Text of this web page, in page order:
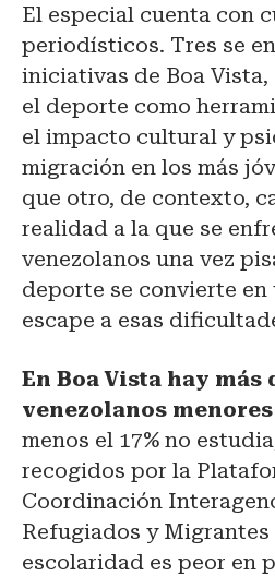
El especial cuenta con
periodísticos. Tres se
iniciativas de Boa Vista,
el deporte como
el impacto cultural y
migración en los más
que otro, de contexto,
realidad a la que se
venezolanos una vez
deporte se convierte en
escape a esas
En Boa Vista hay más
venezolanos menores
menos el 17% no
recogidos por la
Coordinación
Refugiados y Migrantes
escolaridad es peor en